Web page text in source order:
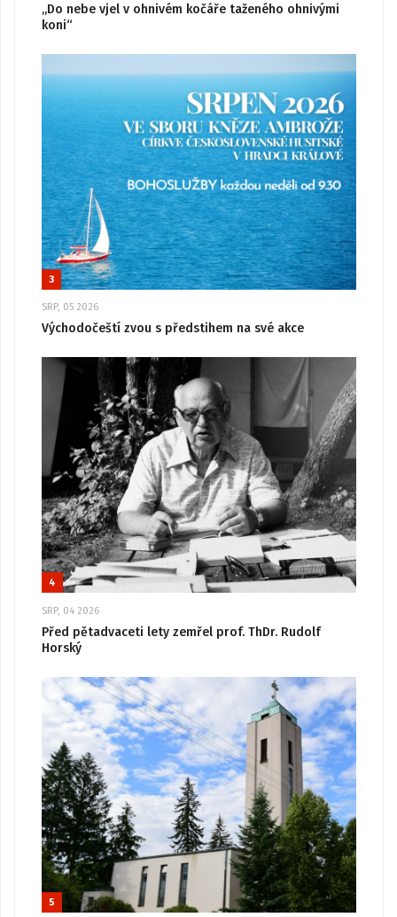
„Do nebe vjel v ohnivém kočáře taženého ohnivými
koni“
3
SRP, 05 2026
Východočeští zvou s předstihem na své akce
4
SRP, 04 2026
Před pětadvaceti lety zemřel prof. ThDr. Rudolf
Horský
5